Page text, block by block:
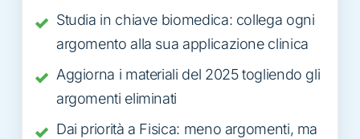
Studia in chiave biomedica: collega ogni
argomento alla sua applicazione clinica
Aggiorna i materiali del 2025 togliendo gli
argomenti eliminati
Dai priorità a Fisica: meno argomenti, ma